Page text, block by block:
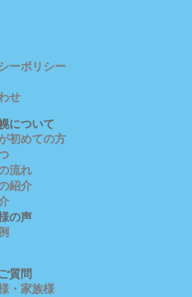
ーポリシー
せ
について
初めての方
流れ
紹介
の声
質問
・家族様